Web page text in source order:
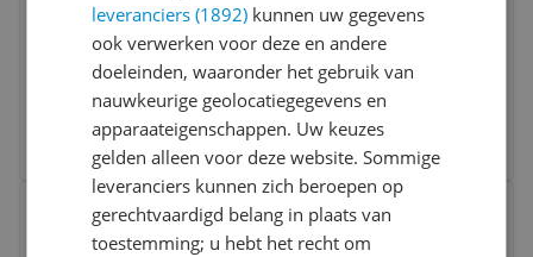
Beeldkwaliteit:Full HD (1080p)
Nachtzicht:Ja
Plaatsing:Buitenshuis
v.a. € 88,94
-34%
2 prijzen
Ga naar goedkoopste
Vergelijken
Bekijk product
leveranciers (1892) kunnen uw gegevens
ook verwerken voor deze en andere
doeleinden, waaronder het gebruik van
nauwkeurige geolocatiegegevens en
apparaateigenschappen. Uw keuzes
gelden alleen voor deze website. Sommige
leveranciers kunnen zich beroepen op
gerechtvaardigd belang in plaats van
toestemming; u hebt het recht om